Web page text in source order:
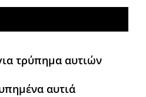
τρύπημα αυτιών
αυτιά